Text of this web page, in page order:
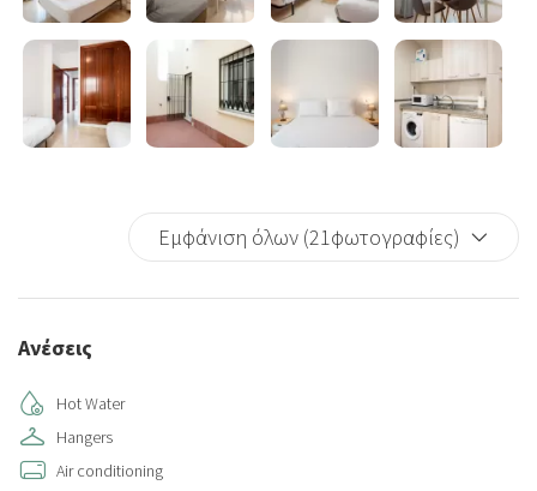
Εμφάνιση όλων (21φωτογραφίες)
Ανέσεις
Hot Water
Hangers
Air conditioning